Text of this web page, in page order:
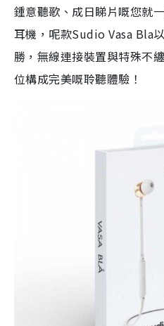
鍾意聽歌、成日睇片嘅您就
耳機，呢款Sudio Vasa Bla
勝，無線連接裝置與特殊不
位構成完美嘅聆聽體驗！